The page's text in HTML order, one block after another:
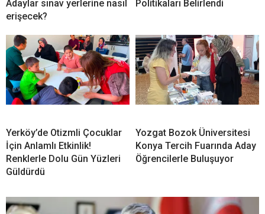
Adaylar sınav yerlerine nasıl
erişecek?
Politikaları Belirlendi
Yerköy’de Otizmli Çocuklar
İçin Anlamlı Etkinlik!
Renklerle Dolu Gün Yüzleri
Güldürdü
Yozgat Bozok Üniversitesi
Konya Tercih Fuarında Aday
Öğrencilerle Buluşuyor